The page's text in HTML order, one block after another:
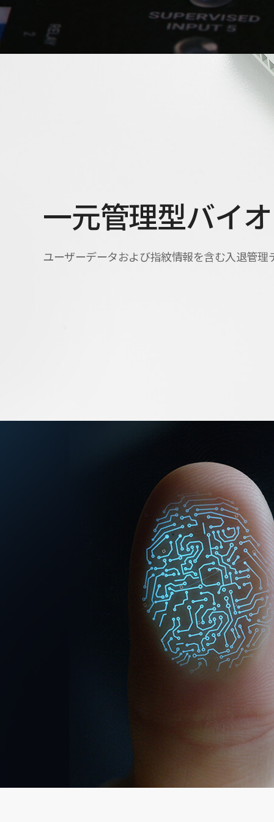
一元管理型バイ
ユーザーデータおよび指紋情報を含む入退管理